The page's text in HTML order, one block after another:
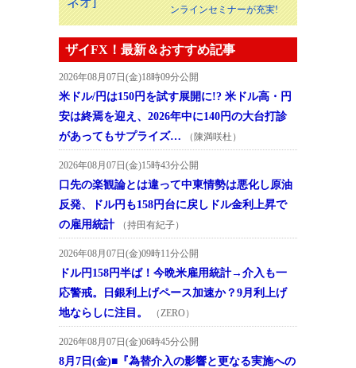
ンラインセミナーが充実!
ザイFX！最新＆おすすめ記事
2026年08月07日(金)18時09分公開
米ドル/円は150円を試す展開に!? 米ドル高・円
安は終焉を迎え、2026年中に140円の大台打診
があってもサプライズ…
（陳満咲杜）
2026年08月07日(金)15時43分公開
口先の楽観論とは違って中東情勢は悪化し原油
反発、ドル円も158円台に戻しドル金利上昇で
の雇用統計
（持田有紀子）
2026年08月07日(金)09時11分公開
ドル円158円半ば！今晩米雇用統計→介入も一
応警戒。日銀利上げペース加速か？9月利上げ
地ならしに注目。
（ZERO）
2026年08月07日(金)06時45分公開
8月7日(金)■『為替介入の影響と更なる実施への